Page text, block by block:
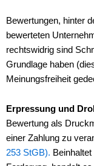
Bewertungen, hinter
bewerteten
rechtswidrig sind
Grundlage haben
Meinungsfreiheit
Erpressung und
Bewertung als
einer Zahlung zu
253 StGB).